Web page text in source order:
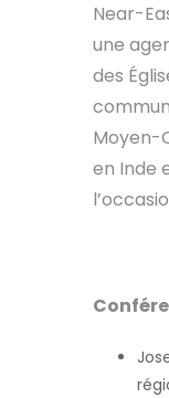
Near-
une
des
Moyen-
en Inde